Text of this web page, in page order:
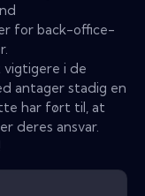
for back-office-
vigtigere i de
antager stadig en
har ført til, at
deres ansvar.